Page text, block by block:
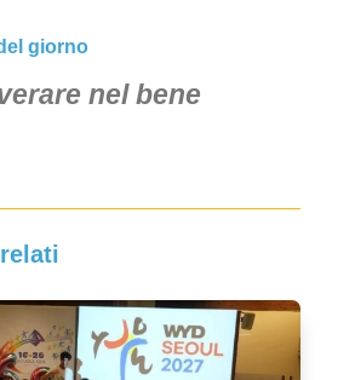
giorno
nel bene